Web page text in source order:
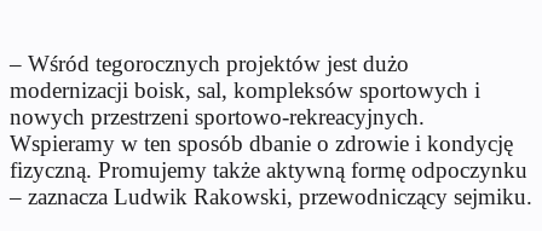
– Wśród tegorocznych projektów jest dużo
modernizacji boisk, sal, kompleksów sportowych i
nowych przestrzeni sportowo-rekreacyjnych.
Wspieramy w ten sposób dbanie o zdrowie i kondycję
fizyczną. Promujemy także aktywną formę odpoczynku
– zaznacza Ludwik Rakowski, przewodniczący sejmiku.